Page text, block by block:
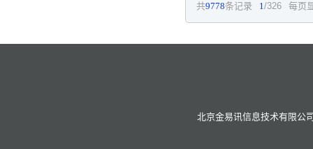
共9778条记录 1/326 每页
北京金易讯信息技术有限公